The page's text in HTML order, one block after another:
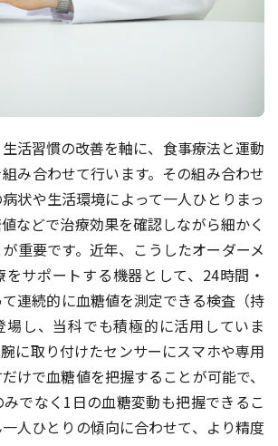
活習慣の改善を軸に、食事療法と運動
み合わせて行います。その組み合わせ
状や生活環境によって一人ひとりまっ
などで治療効果を確認しながら細かく
重要です。近年、こうしたオーダーメ
サポートする機器として、24時間・
連続的に血糖値を測定できる検査（持
し、当科でも積極的に活用していま
に取り付けたセンサーにスマホや専用
けで血糖値を把握することが可能で、
でなく1日の血糖変動も把握できるこ
人ひとりの傾向に合わせて、より精度